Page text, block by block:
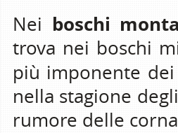
Nei boschi
trova nei boschi
più imponente
nella stagione
rumore delle